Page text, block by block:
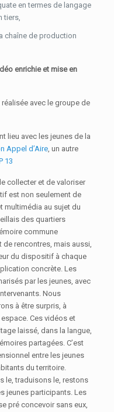
en termes de langage
tiers,
chaîne de production
enrichie et mise en
avec le groupe de
lieu avec les jeunes de la
Appel d’Aire, un autre
13
collecter et de valoriser
est non seulement de
multimédia au sujet du
des quartiers
commune
rencontres, mais aussi,
du dispositif à chaque
concrète. Les
par les jeunes, avec
Nous
à être surpris, à
Ces vidéos et
laissé, dans la langue,
partagées. C’est
entre les jeunes
du territoire.
le, traduisons le, restons
jeunes participants. Les
pré concevoir sans eux,